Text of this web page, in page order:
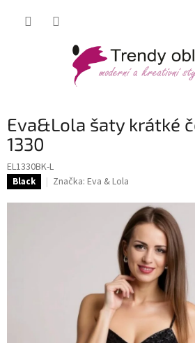
Eva&Lola šaty krátké
1330
EL1330BK-L
Black Značka: Eva & Lola